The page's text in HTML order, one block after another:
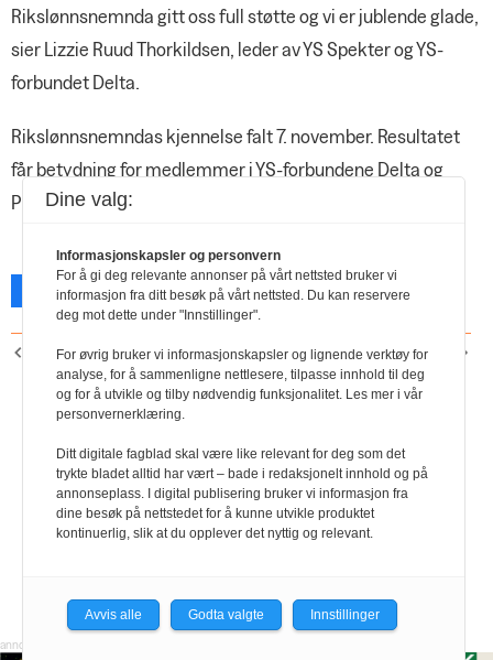
Rikslønnsnemnda gitt oss full støtte og vi er jublende glade,
sier Lizzie Ruud Thorkildsen, leder av YS Spekter og YS-
forbundet Delta.
Rikslønnsnemndas kjennelse falt 7. november. Resultatet
får betydning for medlemmer i YS-forbundene Delta og
Parat, ansatt på sykehus.
Facebook X Skriv ut
FORRIGE ARTIKKEL
Full støtte til økt åpenhet
om lønn
NESTE ARTIKKEL
Ny generalsekretær i
Negotia
Dine valg:
Informasjonskapsler og personvern
For å gi deg relevante annonser på vårt nettsted bruker vi
informasjon fra ditt besøk på vårt nettsted. Du kan reservere
deg mot dette under "Innstillinger".
For øvrig bruker vi informasjonskapsler og lignende verktøy for
analyse, for å sammenligne nettlesere, tilpasse innhold til deg
og for å utvikle og tilby nødvendig funksjonalitet. Les mer i vår
personvernerklæring.
Ditt digitale fagblad skal være like relevant for deg som det
trykte bladet alltid har vært – bade i redaksjonelt innhold og på
annonseplass. I digital publisering bruker vi informasjon fra
dine besøk på nettstedet for å kunne utvikle produktet
kontinuerlig, slik at du opplever det nyttig og relevant.
Avvis alle Godta valgte Innstillinger